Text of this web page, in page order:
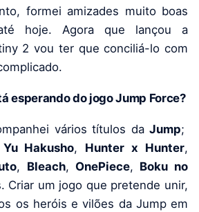
formei amizades muito boas
hoje. Agora que lançou a
2 vou ter que conciliá-lo com
esperando do jogo Jump Force?
vários títulos da Jump;
Hakusho, Hunter x Hunter,
, Bleach, OnePiece, Boku no
Criar um jogo que pretende unir,
os heróis e vilões da Jump em